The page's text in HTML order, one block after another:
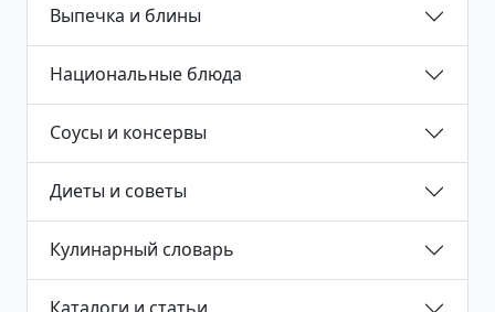
Выпечка и блины
Национальные блюда
Соусы и консервы
Диеты и советы
Кулинарный словарь